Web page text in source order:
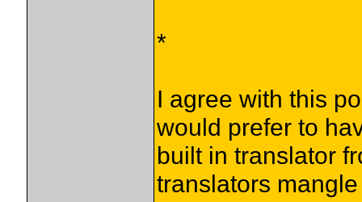
*
I agree with this
would prefer to
built in translator
translators